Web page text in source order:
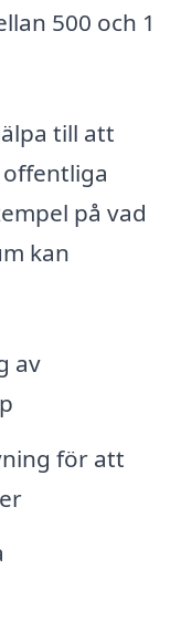
500 och 1
till att
på vad
kan
av
för att